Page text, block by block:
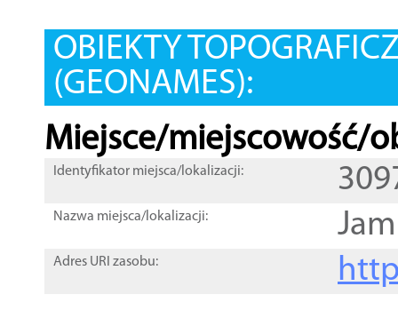
OBIEKTY
(GEONAMES):
Miejsce/miejscowość/
Identyfikator miejsca/lokalizacji:
Nazwa miejsca/lokalizacji:
Adres URI zasobu: